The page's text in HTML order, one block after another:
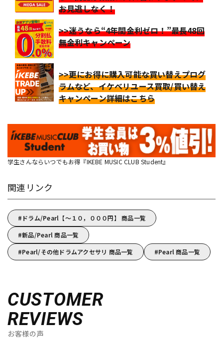
お見逃しなく！
>>迷うなら“4年間金利ゼロ！”最長48回
無金利キャンペーン
>>更にお得に購入可能な買い替えプログ
ラムなど、イケベリユース買取/買い替え
キャンペーン詳細はこちら
学生さんならいつでもお得『IKEBE MUSIC CLUB Student』
関連リンク
ドラム/Pearl【～１０，０００円】 商品一覧
新品/Pearl 商品一覧
Pearl/その他ドラムアクセサリ 商品一覧
Pearl 商品一覧
CUSTOMER
REVIEWS
お客様の声